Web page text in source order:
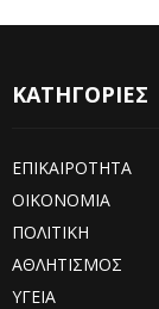
ΚΑΤΗΓΟΡΙΕΣ
ΕΠΙΚΑΙΡΟΤΗΤΑ
ΟΙΚΟΝΟΜΙΑ
ΠΟΛΙΤΙΚΗ
ΑΘΛΗΤΙΣΜΟΣ
ΥΓΕΙΑ